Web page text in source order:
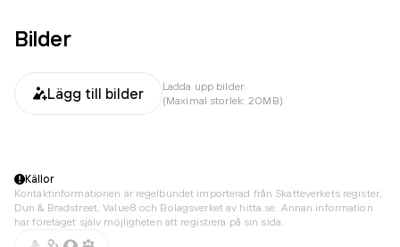
Bilder
Lägg till bilder
Ladda upp bilder
(Maximal storlek: 20MB)
Källor
Kontaktinformationen är regelbundet importerad från Skatteverkets register,
Dun & Bradstreet, Value8 och Bolagsverket av hitta.se. Annan information
har företaget själv möjligheten att registrera på sin sida.